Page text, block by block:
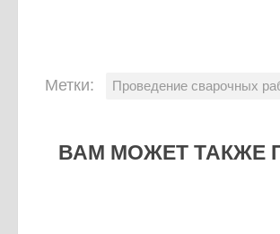
Метки: Проведение сварочных
ВАМ МОЖЕТ ТАКЖЕ